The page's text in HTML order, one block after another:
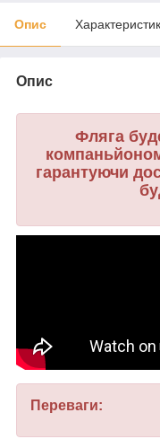
Опис
Опис
Фляга
гарантуючи
Переваги: